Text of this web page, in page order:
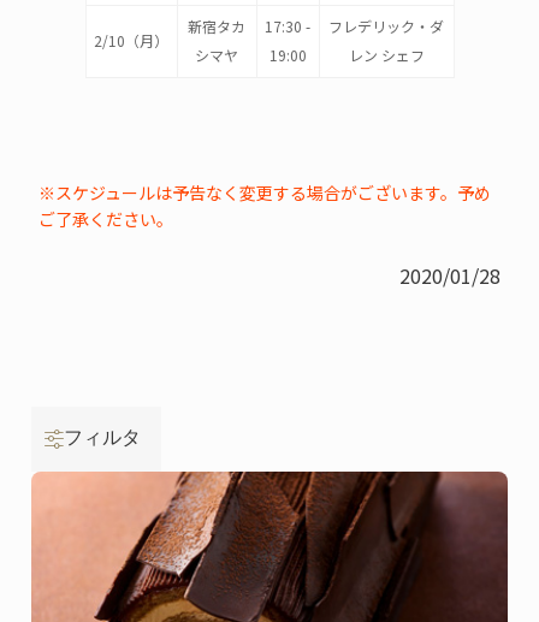
2/10（月）
新宿タカ
シマヤ
17:30 -
19:00
フレデリック・ダ
レン シェフ
※スケジュールは予告なく変更する場合がございます。予め
ご了承ください。
2020/01/28
フィルタ